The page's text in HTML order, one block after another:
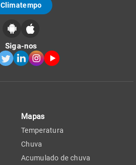
Climatempo
Siga-nos
Mapas
Temperatura
Chuva
Acumulado de chuva